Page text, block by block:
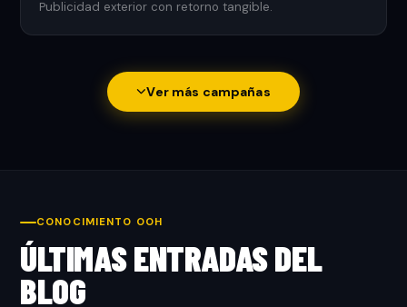
Publicidad exterior con retorno tangible.
Ver más campañas
CONOCIMIENTO OOH
ÚLTIMAS ENTRADAS DEL
BLOG